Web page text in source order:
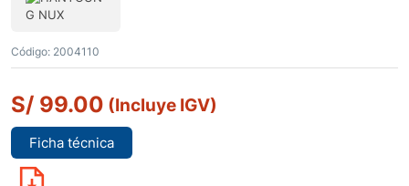
Código: 2004110
S/ 99.00 (Incluye IGV)
Ficha técnica